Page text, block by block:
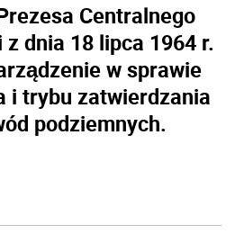
Centralnego
z dnia 18 lipca 1964 r.
w sprawie
i trybu zatwierdzania
podziemnych.